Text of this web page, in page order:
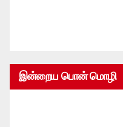
இன்றைய பொன் மொழி